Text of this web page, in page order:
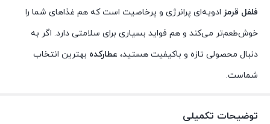
فلفل قرمز ادویه‌ای پرانرژی و پرخاصیت است که هم غذاهای شما را
خوش‌طعم‌تر می‌کند و هم فواید بسیاری برای سلامتی دارد. اگر به
دنبال محصولی تازه و باکیفیت هستید، عطارکده بهترین انتخاب
شماست.
توضیحات تکمیلی